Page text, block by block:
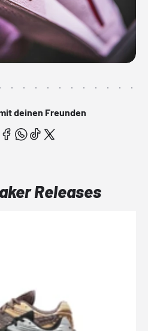
deinen Freunden
Releases